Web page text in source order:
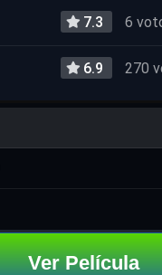
7.3 6
6.9 270
Ver Película